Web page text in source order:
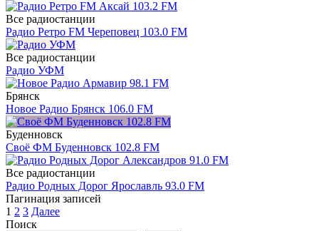
Все радиостанции
Радио Ретро FM Череповец 103.0 FM
Все радиостанции
Радио УФМ
Брянск
Новое Радио Брянск 106.0 FM
Буденновск
Своё ФМ Буденновск 102.8 FM
Все радиостанции
Радио Родных Дорог Ярославль 93.0 FM
Пагинация записей
1 2 3 Далее
Поиск